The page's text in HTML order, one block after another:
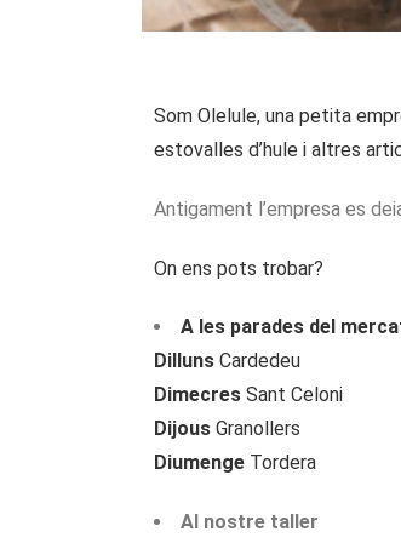
Som Olelule, una petita
estovalles d’hule i altres
Antigament l’empresa es
On ens pots trobar?
A les parades del
Dilluns Cardedeu
Dimecres Sant Celoni
Dijous Granollers
Diumenge Tordera
Al nostre taller